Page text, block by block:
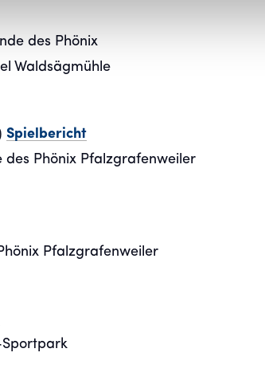
des Phönix
Waldsägmühle
Spielbericht
des Phönix Pfalzgrafenweiler
Pfalzgrafenweiler
Sportpark